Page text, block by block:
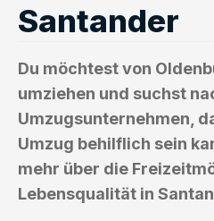
Santander
Du möchtest von
umziehen und suchst
Umzugsunternehmen,
Umzug behilflich sein
mehr über die
Lebensqualität in